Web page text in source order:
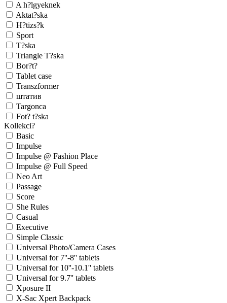
A h?lgyeknek
Aktat?ska
H?tizs?k
Sport
T?ska
Triangle T?ska
Bor?t?
Tablet case
Transzformer
штатив
Targonca
Fot? t?ska
Kollekci?
Basic
Impulse
Impulse @ Fashion Place
Impulse @ Full Speed
Neo Art
Passage
Score
She Rules
Casual
Executive
Simple Classic
Universal Photo/Camera Cases
Universal for 7''-8'' tablets
Universal for 10''-10.1'' tablets
Universal for 9.7'' tablets
Xposure II
X-Sac Xpert Backpack